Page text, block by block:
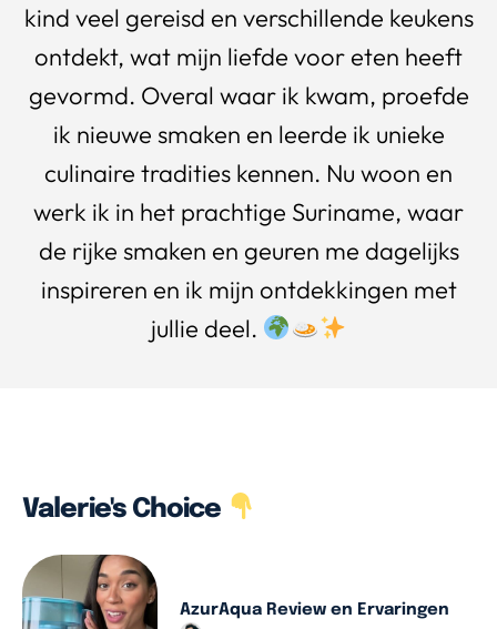
kind veel gereisd en verschillende keukens
ontdekt, wat mijn liefde voor eten heeft
gevormd. Overal waar ik kwam, proefde
ik nieuwe smaken en leerde ik unieke
culinaire tradities kennen. Nu woon en
werk ik in het prachtige Suriname, waar
de rijke smaken en geuren me dagelijks
inspireren en ik mijn ontdekkingen met
jullie deel.
Valerie's Choice
AzurAqua Review en Ervaringen